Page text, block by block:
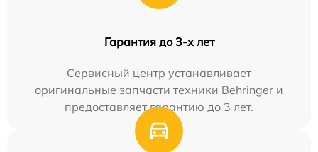
Гарантия до 3-х лет
Сервисный центр устанавливает
оригинальные запчасти техники Behringer и
предоставляет гарантию до 3 лет.